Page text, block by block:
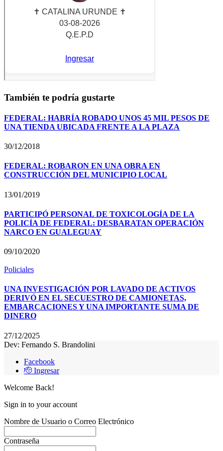
También te podría gustarte
FEDERAL: HABRÍA ROBADO UNOS 45 MIL PESOS DE
UNA TIENDA UBICADA FRENTE A LA PLAZA
30/12/2018
FEDERAL: ROBARON EN UNA OBRA EN
CONSTRUCCIÓN DEL MUNICIPIO LOCAL
13/01/2019
PARTICIPÓ PERSONAL DE TOXICOLOGÍA DE LA
POLICÍA DE FEDERAL: DESBARATAN OPERACIÓN
NARCO EN GUALEGUAY
09/10/2020
Policiales
UNA INVESTIGACIÓN POR LAVADO DE ACTIVOS
DERIVÓ EN EL SECUESTRO DE CAMIONETAS,
EMBARCACIONES Y UNA IMPORTANTE SUMA DE
DINERO
27/12/2025
Dev: Fernando S. Brandolini
Facebook
🫡 Ingresar
Welcome Back!
Sign in to your account
Nombre de Usuario o Correo Electrónico
Contraseña